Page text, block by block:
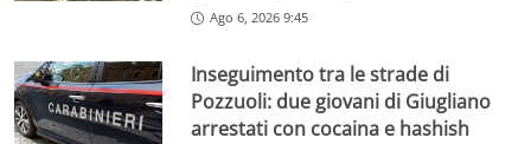
Ago 6, 2026 9:45
Inseguimento tra le strade di
Pozzuoli: due giovani di Giugliano
arrestati con cocaina e hashish